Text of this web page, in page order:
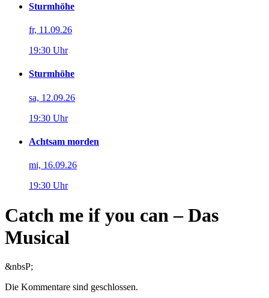
Sturmhöhe
fr, 11.09.26
19:30 Uhr
Sturmhöhe
sa, 12.09.26
19:30 Uhr
Achtsam morden
mi, 16.09.26
19:30 Uhr
Catch me if you can – Das
Musical
&nbsP;
Die Kommentare sind geschlossen.